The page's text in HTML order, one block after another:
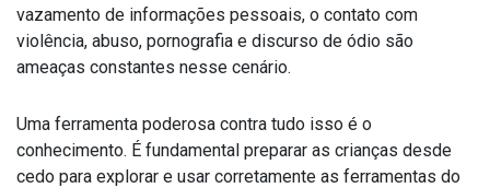
vazamento de informações pessoais, o contato com
violência, abuso, pornografia e discurso de ódio são
ameaças constantes nesse cenário.
Uma ferramenta poderosa contra tudo isso é o
conhecimento. É fundamental preparar as crianças desde
cedo para explorar e usar corretamente as ferramentas do